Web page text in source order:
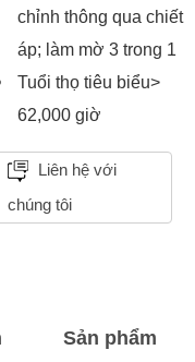
chỉnh thông qua chiết
áp; làm mờ 3 trong 1
Tuổi thọ tiêu biểu>
62,000 giờ
Liên hệ với
chúng tôi
Sản phẩm